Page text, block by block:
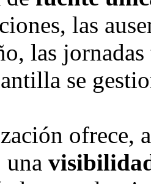
las
las
se
ofrece,
una